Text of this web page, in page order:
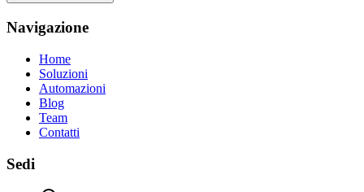
Navigazione
Home
Soluzioni
Automazioni
Blog
Team
Contatti
Sedi